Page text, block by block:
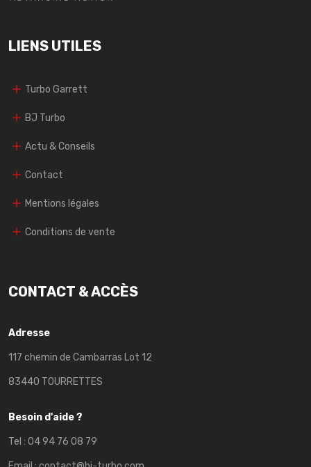
LIENS UTILES
Turbo Garrett
BJ Turbo
Actu & Conseils
Contact
Mentions légales
Conditions de vente
CONTACT & ACCÈS
Adresse
117 chemin de Cambarras Lot 12
83440 TOURRETTES
Besoin d'aide ?
Tel : 04 94 76 08 79